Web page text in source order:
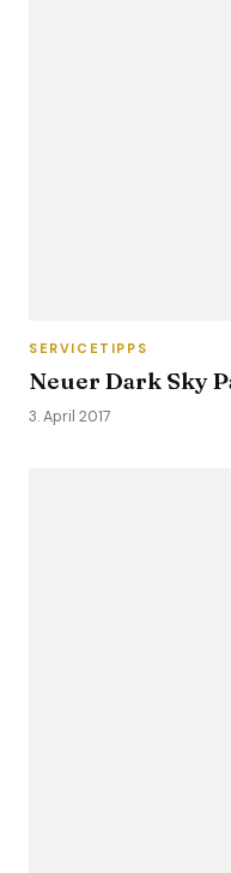
SERVICETIPPS
Neuer Dark Sky
3. April 2017